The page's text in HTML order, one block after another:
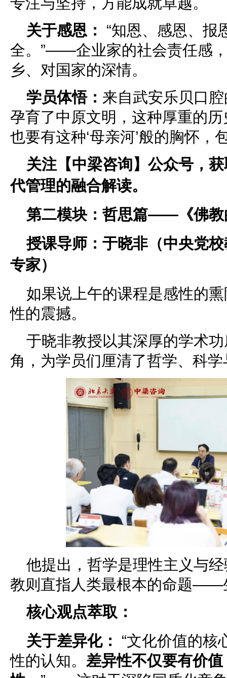
关于感恩：
“知恩、感恩、报
全。”——企业家的社会责任感
乡、对国家的深情。
学员体悟： 来自武安乐贝口
孕育了中原文明，这种厚重的
也要有这种‘母亲河’般的胸怀，
关注【中梁咨询】公众号，
代管理的融合解读。
第二模块：哲思篇——《佛教
授课导师：于晓非（中央党
专家）
如果说上午的课程是感性的
性的震撼。
于晓非教授以其深厚的学术
角，为学员们厘清了哲学、科
他提出，哲学是理性主义与
教则直指人类最根本的命题——
核心观点萃取：
关于差异化：
“文化价值的核
性的认知。 差异性不仅要有价